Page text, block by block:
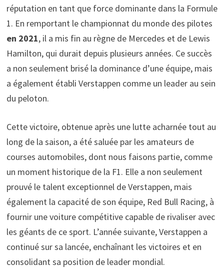
réputation en tant que force dominante dans la Formule
1. En remportant le championnat du monde des pilotes
en 2021, il a mis fin au règne de Mercedes et de Lewis
Hamilton, qui durait depuis plusieurs années. Ce succès
a non seulement brisé la dominance d’une équipe, mais
a également établi Verstappen comme un leader au sein
du peloton.
Cette victoire, obtenue après une lutte acharnée tout au
long de la saison, a été saluée par les amateurs de
courses automobiles, dont nous faisons partie, comme
un moment historique de la F1. Elle a non seulement
prouvé le talent exceptionnel de Verstappen, mais
également la capacité de son équipe, Red Bull Racing, à
fournir une voiture compétitive capable de rivaliser avec
les géants de ce sport. L’année suivante, Verstappen a
continué sur sa lancée, enchaînant les victoires et en
consolidant sa position de leader mondial.